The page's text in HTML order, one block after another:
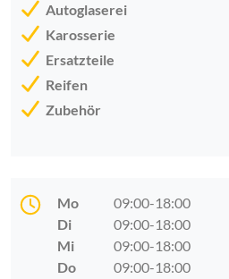
Autoglaserei
Karosserie
Ersatzteile
Reifen
Zubehör
Mo
09:00-18:00
Di
09:00-18:00
Mi
09:00-18:00
Do
09:00-18:00